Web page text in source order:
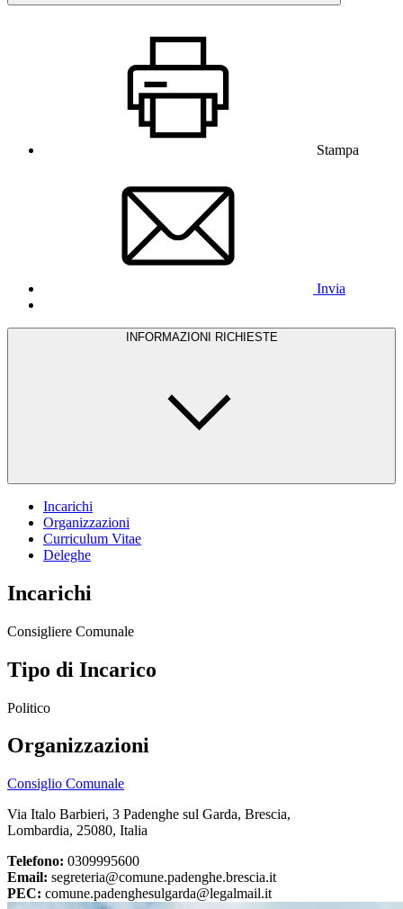
Stampa
Invia
INFORMAZIONI RICHIESTE
Incarichi
Organizzazioni
Curriculum Vitae
Deleghe
Incarichi
Consigliere Comunale
Tipo di Incarico
Politico
Organizzazioni
Consiglio Comunale
Via Italo Barbieri, 3 Padenghe sul Garda, Brescia,
Lombardia, 25080, Italia
Telefono: 0309995600
Email: segreteria@comune.padenghe.brescia.it
PEC: comune.padenghesulgarda@legalmail.it